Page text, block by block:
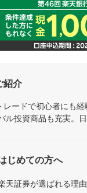
紹介
ードで初心者にも
ル投資商品も充実。
じめての方へ
天証券が選ばれる理由